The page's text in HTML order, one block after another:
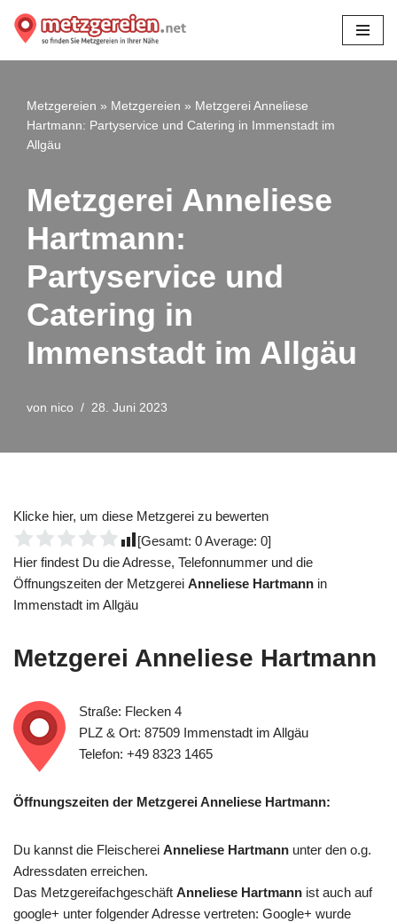
Zum
Metzgereien » Metzgereien » Metzgerei Anneliese
Hartmann: Partyservice und Catering in Immenstadt im
Allgäu
Metzgerei Anneliese
Hartmann:
Partyservice und
Catering in
Immenstadt im Allgäu
von nico 28. Juni 2023
Klicke hier, um diese Metzgerei zu bewerten
[Gesamt: 0Average: 0]
Hier findest Du die Adresse, Telefonnummer und die
Öffnungszeiten der Metzgerei Anneliese Hartmann in
Immenstadt im Allgäu
Metzgerei Anneliese Hartmann
Straße: Flecken 4
PLZ & Ort: 87509 Immenstadt im Allgäu
Telefon: +49 8323 1465
Öffnungszeiten der Metzgerei Anneliese Hartmann:
Du kannst die Fleischerei Anneliese Hartmann unter den o.g.
Adressdaten erreichen.
Das Metzgereifachgeschäft Anneliese Hartmann ist auch auf
google+ unter folgender Adresse vertreten: Google+ wurde